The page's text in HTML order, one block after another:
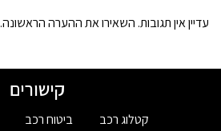
עדיין אין תגובות. השאירו את ההערה הראשונה.
קישורים
קטלוג רכב
ביטוח רכב